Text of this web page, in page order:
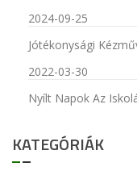
2024-09-25
Jótékonysági
2022-03-30
Nyílt Napok Az
KATEGÓRIÁK